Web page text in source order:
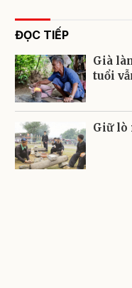
ĐỌC TIẾP
Già
tuổi
Giữ lò
Gửi